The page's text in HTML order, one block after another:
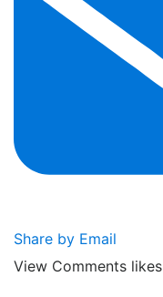
Share by Email
View Comments likes